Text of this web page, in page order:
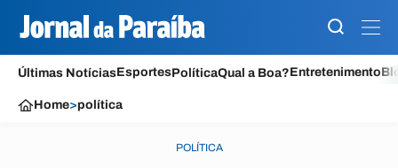
Últimas NotíciasEsportesPolíticaQual a Boa?Entretenimento
Home>política
POLÍTICA